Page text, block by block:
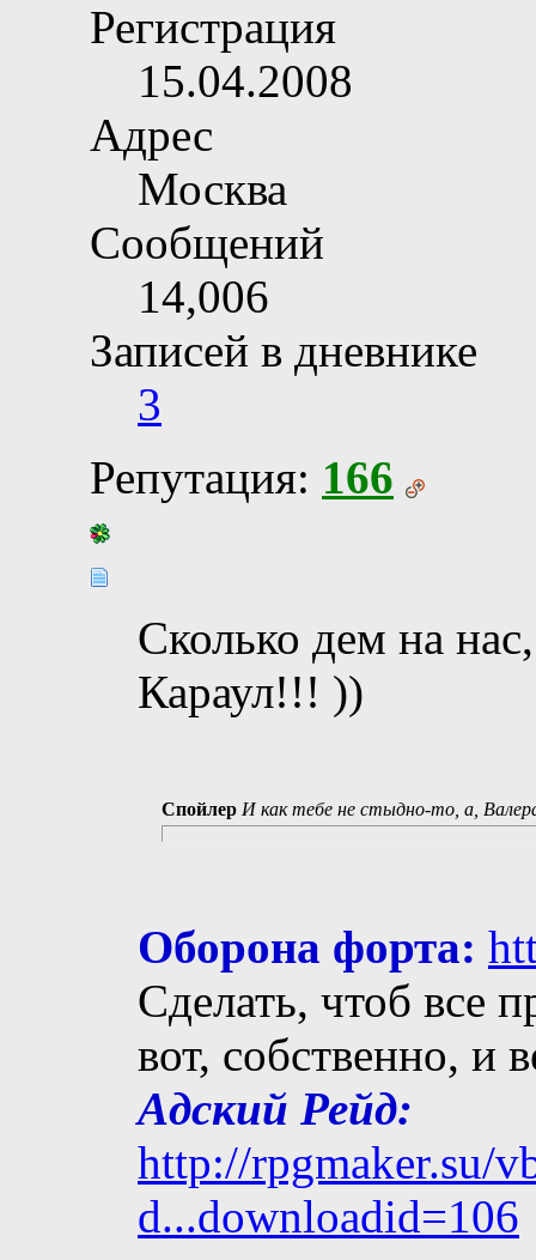
Регистрация
15.04.2008
Адрес
Москва
Сообщений
14,006
Записей в дневнике
3
Репутация: 166
Сколько дем на
Караул!!! ))
Спойлер И как тебе не стыдно-то, а,
Оборона форта:
Сделать, чтоб все
вот, собственно, и
Адский Рейд:
http://rpgmaker.su/
d...downloadid=106